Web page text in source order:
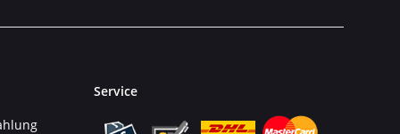
Service